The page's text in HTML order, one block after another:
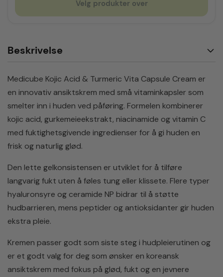
Velg produkter over
Beskrivelse
Medicube Kojic Acid & Turmeric Vita Capsule Cream er
en innovativ ansiktskrem med små vitaminkapsler som
smelter inn i huden ved påføring. Formelen kombinerer
kojic acid, gurkemeieekstrakt, niacinamide og vitamin C
med fuktighetsgivende ingredienser for å gi huden en
frisk og naturlig glød.
Den lette gelkonsistensen er utviklet for å tilføre
langvarig fukt uten å føles tung eller klissete. Flere typer
hyaluronsyre og ceramide NP bidrar til å støtte
hudbarrieren, mens peptider og antioksidanter gir huden
ekstra pleie.
Kremen passer godt som siste steg i hudpleierutinen og
er et godt valg for deg som ønsker en koreansk
ansiktskrem med fokus på glød, fukt og en jevnere